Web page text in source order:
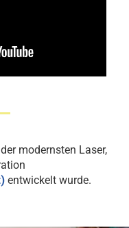
modernsten Laser,
entwickelt wurde.